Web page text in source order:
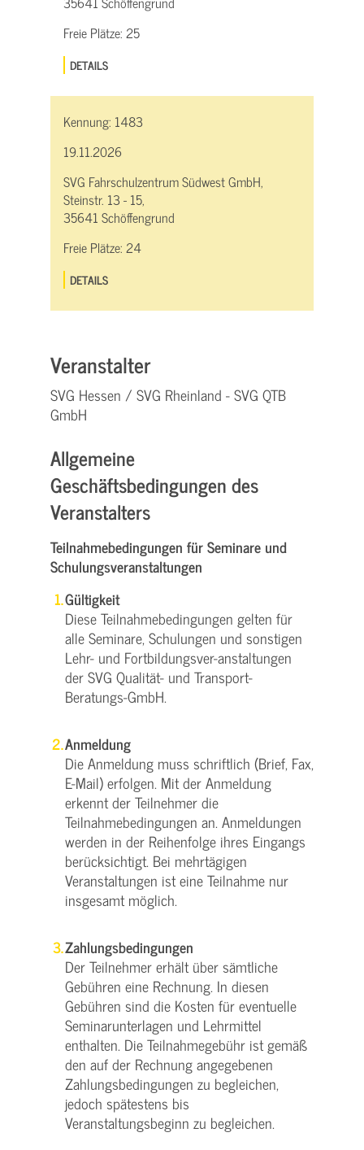
Freie Plätze:25
DETAILS
Kennung: 1483
19.11.2026
SVG Fahrschulzentrum Südwest GmbH,
Steinstr. 13 - 15,
35641 Schöffengrund
Freie Plätze:24
DETAILS
Veranstalter
SVG Hessen / SVG Rheinland - SVG QTB
GmbH
Allgemeine
Geschäftsbedingungen des
Veranstalters
Teilnahmebedingungen für Seminare und
Schulungsveranstaltungen
Gültigkeit
Diese Teilnahmebedingungen gelten für
alle Seminare, Schulungen und sonstigen
Lehr- und Fortbildungsver-anstaltungen
der SVG Qualität- und Transport-
Beratungs-GmbH.
Anmeldung
Die Anmeldung muss schriftlich (Brief, Fax,
E-Mail) erfolgen. Mit der Anmeldung
erkennt der Teilnehmer die
Teilnahmebedingungen an. Anmeldungen
werden in der Reihenfolge ihres Eingangs
berücksichtigt. Bei mehrtägigen
Veranstaltungen ist eine Teilnahme nur
insgesamt möglich.
Zahlungsbedingungen
Der Teilnehmer erhält über sämtliche
Gebühren eine Rechnung. In diesen
Gebühren sind die Kosten für eventuelle
Seminarunterlagen und Lehrmittel
enthalten. Die Teilnahmegebühr ist gemäß
den auf der Rechnung angegebenen
Zahlungsbedingungen zu begleichen,
jedoch spätestens bis
Veranstaltungsbeginn zu begleichen.